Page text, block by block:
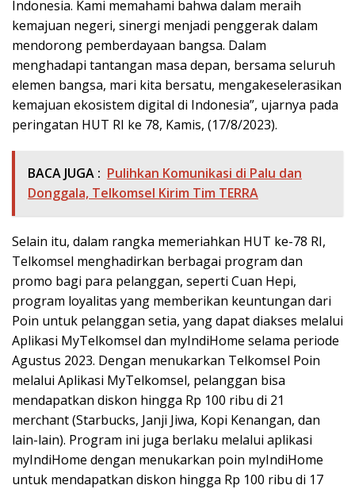
Indonesia. Kami memahami bahwa dalam meraih
kemajuan negeri, sinergi menjadi penggerak dalam
mendorong pemberdayaan bangsa. Dalam
menghadapi tantangan masa depan, bersama seluruh
elemen bangsa, mari kita bersatu, mengakeselerasikan
kemajuan ekosistem digital di Indonesia”, ujarnya pada
peringatan HUT RI ke 78, Kamis, (17/8/2023).
BACA JUGA : Pulihkan Komunikasi di Palu dan
Donggala, Telkomsel Kirim Tim TERRA
Selain itu, dalam rangka memeriahkan HUT ke-78 RI,
Telkomsel menghadirkan berbagai program dan
promo bagi para pelanggan, seperti Cuan Hepi,
program loyalitas yang memberikan keuntungan dari
Poin untuk pelanggan setia, yang dapat diakses melalui
Aplikasi MyTelkomsel dan myIndiHome selama periode
Agustus 2023. Dengan menukarkan Telkomsel Poin
melalui Aplikasi MyTelkomsel, pelanggan bisa
mendapatkan diskon hingga Rp 100 ribu di 21
merchant (Starbucks, Janji Jiwa, Kopi Kenangan, dan
lain-lain). Program ini juga berlaku melalui aplikasi
myIndiHome dengan menukarkan poin myIndiHome
untuk mendapatkan diskon hingga Rp 100 ribu di 17